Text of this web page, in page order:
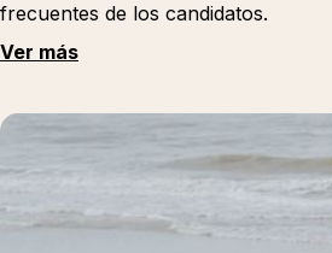
frecuentes de los candidatos.
Ver más